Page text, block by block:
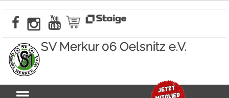
Inhalt
springen
SV Merkur 06 Oelsnitz e.V.
Menü